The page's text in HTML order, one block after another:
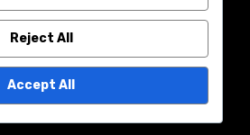
reserved |Blogariseby
Themeansar
i kontaktFortrolighedspolitik
og sporing
Reject All
Accept All